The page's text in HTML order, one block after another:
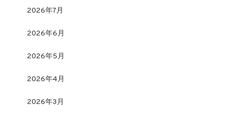
2026年7月
2026年6月
2026年5月
2026年4月
2026年3月